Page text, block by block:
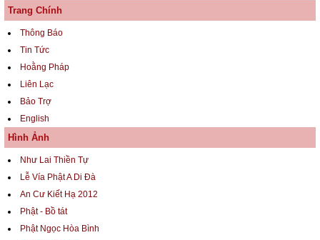
Trang Chính
Thông Báo
Tin Tức
Hoằng Pháp
Liên Lạc
Bảo Trợ
English
Hình Ảnh
Như Lai Thiền Tự
Lễ Vía Phật A Di Đà
An Cư Kiết Hạ 2012
Phật - Bồ tát
Phật Ngọc Hòa Bình